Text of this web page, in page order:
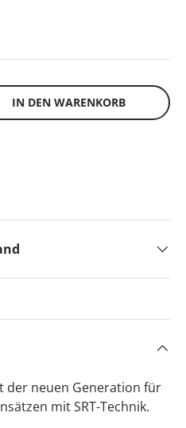
IN DEN WARENKORB
der neuen Generation für
mit SRT-Technik.